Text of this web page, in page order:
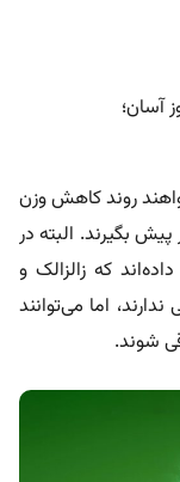
آسان؛
روند کاهش وزن
بگیرند. البته در
که زالزالک و
اما می‌توانند
شوند.